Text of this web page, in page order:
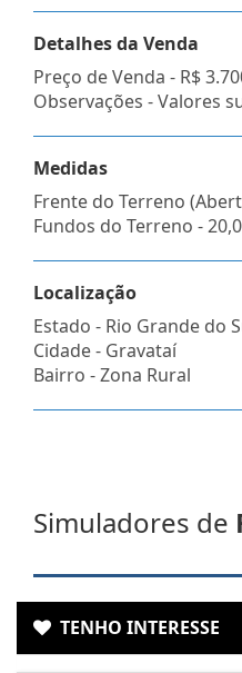
Detalhes da Venda
Preço de Venda - R$
Observações - Valores
Medidas
Frente do Terreno
Fundos do Terreno -
Localização
Estado - Rio Grande do
Cidade - Gravataí
Bairro -Zona Rural
Simuladores de
TENHO INTERESSE